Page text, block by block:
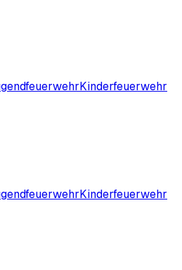
Kinderfeuerwehr
Kinderfeuerwehr